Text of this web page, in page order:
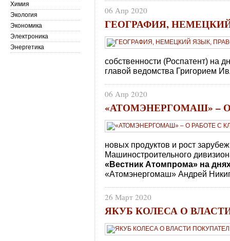
06 Апр 2020
ГЕОГРАФИЯ,
собственности (Роспатент) на
главой ведомства Григорием
06 Апр 2020
«АТОМЭНЕРГОМАШ» –
новых продуктов и рост
Машиностроительного
«Вестник Атомпрома» на
«Атомэнергомаш» Андрей
26 Март 2020
ЯКУБ КОЛЕСА О
Химия
Экология
Экономика
Электроника
Энергетика